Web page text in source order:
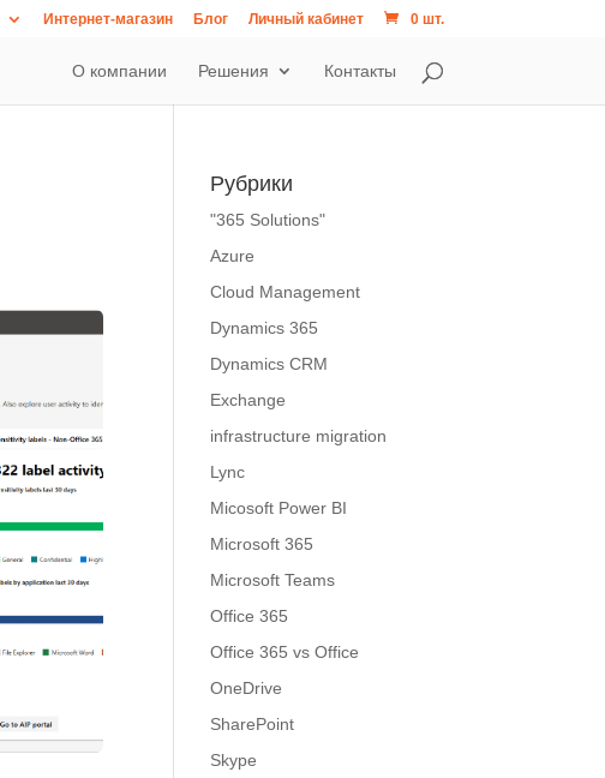
Интернет-магазин Блог Личный кабинет 0 шт.
О компании Решения Контакты
Рубрики
"365 Solutions"
Azure
Cloud Management
Dynamics 365
Dynamics CRM
Exchange
infrastructure migration
Lync
Micosoft Power BI
Microsoft 365
Microsoft Teams
Office 365
Office 365 vs Office
OneDrive
SharePoint
Skype